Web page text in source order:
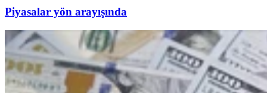
Piyasalar yön arayışında